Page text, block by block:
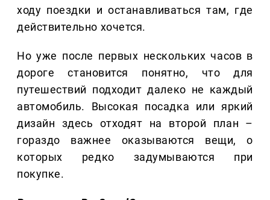
ходу поездки и останавливаться там, где
действительно хочется.
Но уже после первых нескольких часов в
дороге становится понятно, что для
путешествий подходит далеко не каждый
автомобиль. Высокая посадка или яркий
дизайн здесь отходят на второй план –
гораздо важнее оказываются вещи, о
которых редко задумываются при
покупке.